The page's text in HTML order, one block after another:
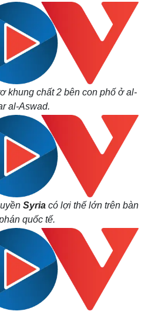
Thị trường
Giá vàng
Tiêu dùng
Chứng khoán
Giá cà phê
khung chất 2 bên con phố ở al-
al-Aswad.
Syria có lợi thế lớn trên bàn
quốc tế.